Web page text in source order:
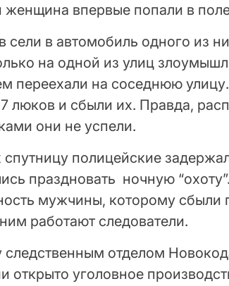
впервые попали в
в автомобиль одного из
на одной из улиц
переехали на соседнюю
люков и сбыли их. Правда,
они не успели.
полицейские
праздновать ночную
мужчины, которому
работают следователи.
отделом
открыто уголовное